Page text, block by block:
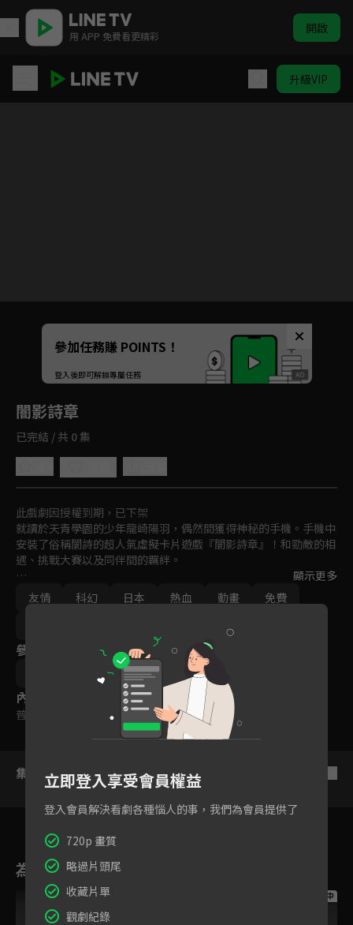
用 APP 免費看更精彩 開啟
升級VIP
Unmute
如有不便請見諒
參加任務賺 POINTS！
登入後即可解鎖專屬任務
闇影詩章
已完結 / 共 0 集
此戲劇因授權到期，已下架
就讀於天青學園的少年龍崎陽羽，偶然間獲得神秘的手機。手機中
安裝了俗稱闇詩的超人氣虛擬卡片遊戲『闇影詩章』！和勁敵的相
遇、挑戰大賽以及同伴間的羈絆。
從闇章得到的各種經驗，將會使陽羽不斷地『進化』。
顯示更多
友情
科幻 日本 熱血 動畫
免費
參與演員
內容標籤
普遍級
集數列表
為您推薦
跟播中 跟播中
立即登入享受會員權益
登入會員解決看劇各種惱人的事，我們為會員提供了
720p 畫質
略過片頭尾
收藏片單
觀劇紀錄